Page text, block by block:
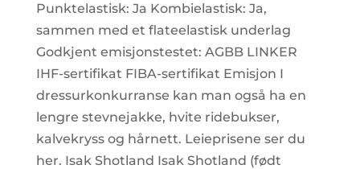
Punktelastisk: Ja Kombielastisk: Ja,
sammen med et flateelastisk underlag
Godkjent emisjonstestet: AGBB LINKER
IHF-sertifikat FIBA-sertifikat Emisjon I
dressurkonkurranse kan man også ha en
lengre stevnejakke, hvite ridebukser,
kalvekryss og hårnett. Leieprisene ser du
her. Isak Shotland Isak Shotland (født